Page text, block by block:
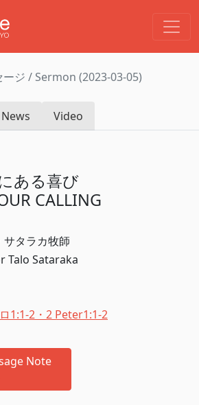
ージ / Sermon (2023-03-05)
News Video
ある喜び
CALLING
サタラカ牧師
Talo Sataraka
1:1-2・2 Peter1:1-2
Note